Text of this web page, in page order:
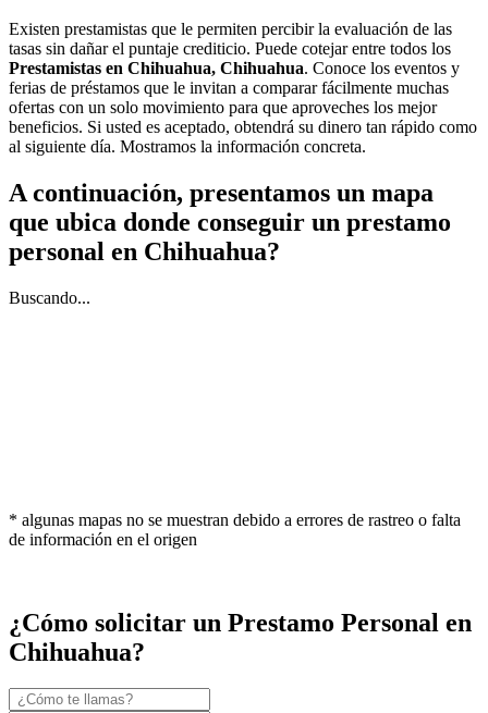
Existen prestamistas que le permiten percibir la evaluación de las
tasas sin dañar el puntaje crediticio. Puede cotejar entre todos los
Prestamistas en Chihuahua, Chihuahua. Conoce los eventos y
ferias de préstamos que le invitan a comparar fácilmente muchas
ofertas con un solo movimiento para que aproveches los mejor
beneficios. Si usted es aceptado, obtendrá su dinero tan rápido como
al siguiente día. Mostramos la información concreta.
A continuación, presentamos un mapa
que ubica donde conseguir un prestamo
personal en Chihuahua?
Buscando...
* algunas mapas no se muestran debido a errores de rastreo o falta
de información en el origen
¿Cómo solicitar un Prestamo Personal en
Chihuahua?